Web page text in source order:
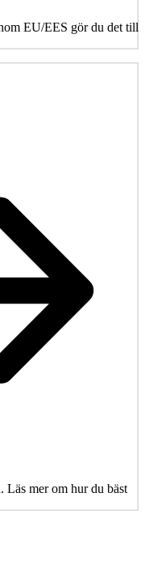
EU/EES gör du det till
Läs mer om hur du bäst